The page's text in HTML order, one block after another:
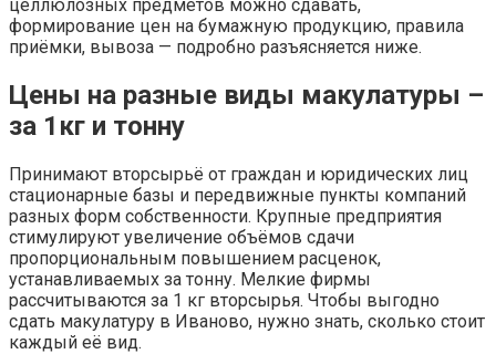
целлюлозных предметов можно сдавать,
формирование цен на бумажную продукцию, правила
приёмки, вывоза — подробно разъясняется ниже.
Цены на разные виды макулатуры –
за 1кг и тонну
Принимают вторсырьё от граждан и юридических лиц
стационарные базы и передвижные пункты компаний
разных форм собственности. Крупные предприятия
стимулируют увеличение объёмов сдачи
пропорциональным повышением расценок,
устанавливаемых за тонну. Мелкие фирмы
рассчитываются за 1 кг вторсырья. Чтобы выгодно
сдать макулатуру в Иваново, нужно знать, сколько стоит
каждый её вид.